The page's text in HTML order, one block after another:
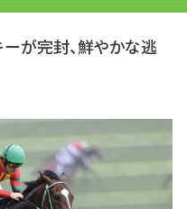
ーが完封、鮮やかな逃